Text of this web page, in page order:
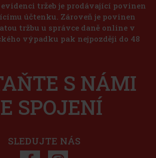
evidenci tržeb je prodávající povinen
účtenku. Zároveň je povinen
tržbu u správce daně online v
výpadku pak nejpozději do 48
S NÁMI
SPOJENÍ
SLEDUJTE NÁS